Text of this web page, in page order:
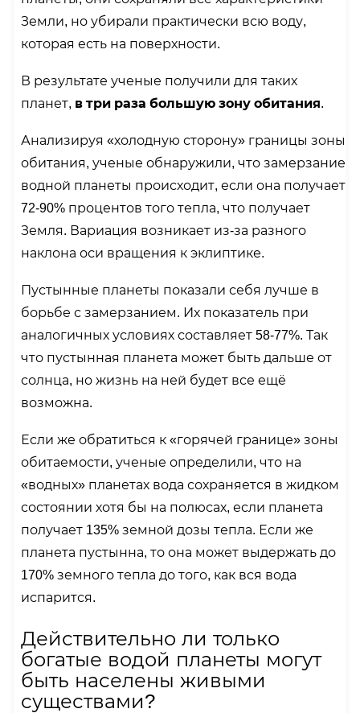
Земли, но убирали практически всю воду,
которая есть на поверхности.
В результате ученые получили для таких
планет, в три раза большую зону обитания.
Анализируя «холодную сторону» границы зоны
обитания, ученые обнаружили, что замерзание
водной планеты происходит, если она получает
72-90% процентов того тепла, что получает
Земля. Вариация возникает из-за разного
наклона оси вращения к эклиптике.
Пустынные планеты показали себя лучше в
борьбе с замерзанием. Их показатель при
аналогичных условиях составляет 58-77%. Так
что пустынная планета может быть дальше от
солнца, но жизнь на ней будет все ещё
возможна.
Если же обратиться к «горячей границе» зоны
обитаемости, ученые определили, что на
«водных» планетах вода сохраняется в жидком
состоянии хотя бы на полюсах, если планета
получает 135% земной дозы тепла. Если же
планета пустынна, то она может выдержать до
170% земного тепла до того, как вся вода
испарится.
Действительно ли только
богатые водой планеты могут
быть населены живыми
существами?